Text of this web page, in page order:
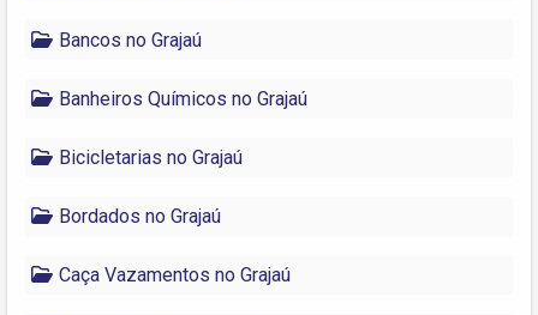
Bancos no Grajaú
Banheiros Químicos no Grajaú
Bicicletarias no Grajaú
Bordados no Grajaú
Caça Vazamentos no Grajaú